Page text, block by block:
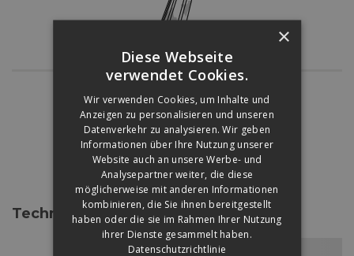
Színárnyalatok:
BRAUN
Technische Daten
×
Diese Webseite
verwendet Cookies.
Wir verwenden Cookies, um Inhalte und
Anzeigen zu personalisieren und unseren
Datenverkehr zu analysieren. Wir geben
Informationen über Ihre Nutzung unserer
Website auch an unsere Werbe- und
Analysepartner weiter, die diese
möglicherweise mit anderen Informationen
kombinieren, die Sie ihnen bereitgestellt
haben oder die sie im Rahmen Ihrer Nutzung
ihrer Dienste gesammelt haben.
Datenschutzrichtlinie